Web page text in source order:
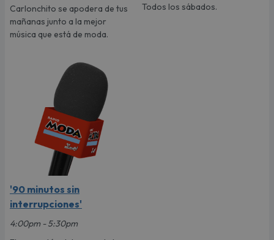
Carlonchito se apodera de tus
mañanas junto a la mejor
música que está de moda.
Todos los sábados.
'90 minutos sin
interrupciones'
4:00pm - 5:30pm